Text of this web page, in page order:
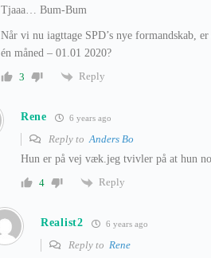
Tjaaa… Bum-Bum
Når vi nu iagttage SPD’s nye formandskab,
én måned – 01.01 2020?
3
Reply
Rene 6 years ago
Reply toAnders Bo
Hun er på vej væk.jeg tvivler på at hun
4
Reply
Realist2 6 years ago
Reply to Rene